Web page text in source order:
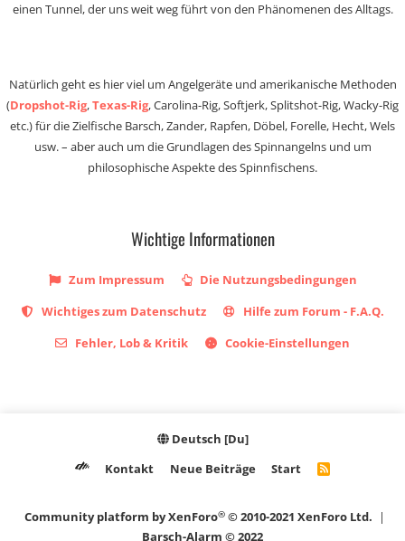
einen Tunnel, der uns weit weg führt von den Phänomenen des Alltags.
Natürlich geht es hier viel um Angelgeräte und amerikanische Methoden
(Dropshot-Rig,Texas-Rig, Carolina-Rig, Softjerk, Splitshot-Rig, Wacky-Rig
etc.) für die Zielfische Barsch, Zander, Rapfen, Döbel, Forelle, Hecht, Wels
usw. – aber auch um die Grundlagen des Spinnangelns und um
philosophische Aspekte des Spinnfischens.
Wichtige Informationen
Zum Impressum
Die Nutzungsbedingungen
Wichtiges zum Datenschutz
Hilfe zum Forum - F.A.Q.
Fehler, Lob & Kritik
Cookie-Einstellungen
Deutsch [Du]
Kontakt
Neue Beiträge Start
R
Community platform by XenForo® © 2010-2021 XenForo Ltd.
|
Barsch-Alarm © 2022